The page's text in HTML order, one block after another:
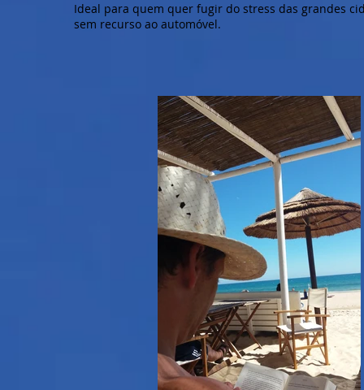
Ideal para quem quer fugir do stress das grandes
sem recurso ao automóvel.